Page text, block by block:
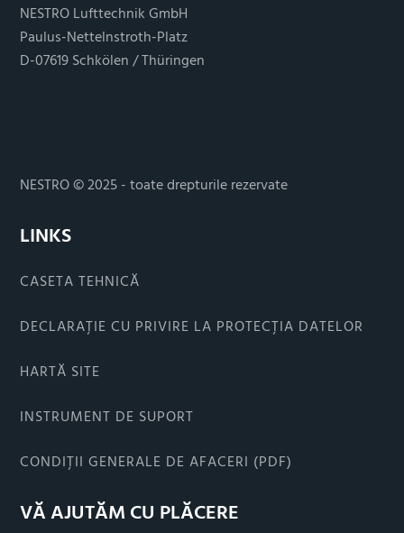
NESTRO Lufttechnik GmbH
Paulus-Nettelnstroth-Platz
D-07619 Schkölen / Thüringen
NESTRO © 2025 - toate drepturile rezervate
LINKS
CASETA TEHNICĂ
DECLARAȚIE CU PRIVIRE LA PROTECȚIA DATELOR
HARTĂ SITE
INSTRUMENT DE SUPORT
CONDIȚII GENERALE DE AFACERI (PDF)
VĂ AJUTĂM CU PLĂCERE